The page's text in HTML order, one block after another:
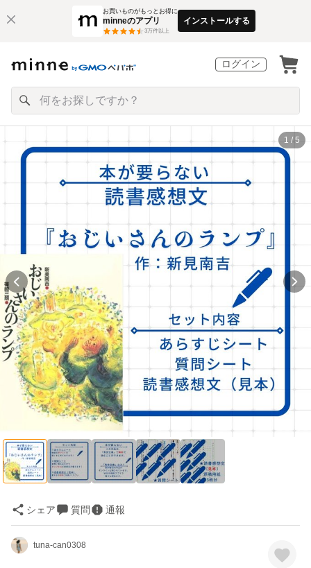
お買いものがもっとお得に
minneのアプリ
3万件以上
インストールする
ログイン
1 / 5
シェア 質問 通報
tuna-can0308